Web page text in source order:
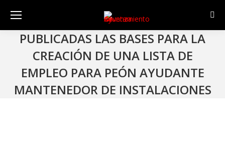
PUBLICADAS LAS BASES PARA LA
CREACIÓN DE UNA LISTA DE
EMPLEO PARA PEÓN AYUDANTE
MANTENEDOR DE INSTALACIONES